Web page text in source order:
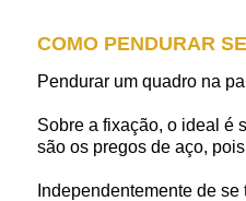
COMO PENDURAR
Pendurar um quadro na
Sobre a fixação, o ideal é
são os pregos de aço,
Independentemente de